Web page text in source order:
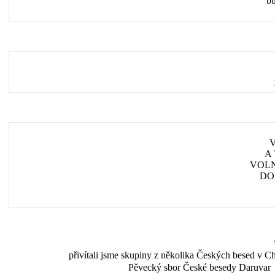
A
přivítali jsme skupiny z několika Českých besed v
Pěvecký sbor České besedy Daruvar